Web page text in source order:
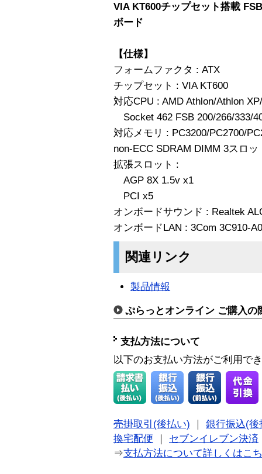
VIA KT600チップセット搭載
ボード
【仕様】
フォームファクタ : ATX
チップセット : VIA KT600
対応CPU : AMD Athlon/Athlon
Socket 462 FSB 200/266/333/
対応メモリ : PC3200/PC2700/
non-ECC SDRAM DIMM 3スロ
拡張スロット :
AGP 8X 1.5v x1
PCI x5
オンボードサウンド : Realtek
オンボードLAN : 3Com 3C910-
関連リンク
製品情報
ぷらっとオンライン ご購入の
支払方法について
以下のお支払い方法がご利用で
売掛取引(後払い)
銀行振込(後
換宅配便
セブンイレブン決済
⇒支払方法について詳しくはこ